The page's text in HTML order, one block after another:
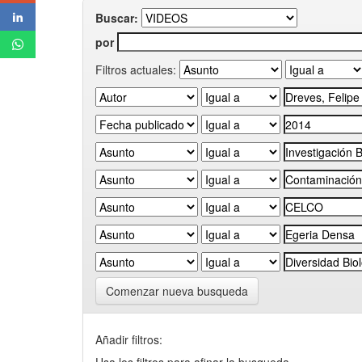
Buscar:
por
Filtros actuales:
Comenzar nueva busqueda
Añadir filtros: